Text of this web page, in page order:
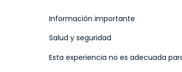
Información importante
Salud y seguridad
Esta experiencia no es adecuada